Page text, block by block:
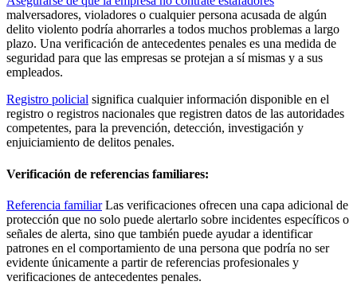
malversadores, violadores o cualquier persona acusada de algún
delito violento podría ahorrarles a todos muchos problemas a largo
plazo. Una verificación de antecedentes penales es una medida de
seguridad para que las empresas se protejan a sí mismas y a sus
empleados.
Registro policial significa cualquier información disponible en el
registro o registros nacionales que registren datos de las autoridades
competentes, para la prevención, detección, investigación y
enjuiciamiento de delitos penales.
Verificación de referencias familiares:
Referencia familiarLas verificaciones ofrecen una capa adicional de
protección que no solo puede alertarlo sobre incidentes específicos o
señales de alerta, sino que también puede ayudar a identificar
patrones en el comportamiento de una persona que podría no ser
evidente únicamente a partir de referencias profesionales y
verificaciones de antecedentes penales.